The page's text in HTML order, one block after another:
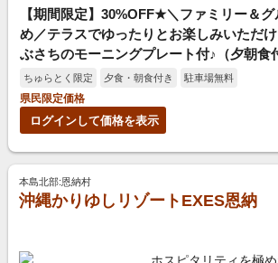
【期間限定】30%OFF★＼ファミリー＆
め／テラスでゆったりとお楽しみいただ
ぶさちのモーニングプレート付♪（夕朝食
ちゅらとく限定 夕食・朝食付き
駐車場無料
県民限定価格
ログインして価格を表示
本島北部:恩納村
沖縄かりゆしリゾートEXES恩納
ホスピタリティを極め